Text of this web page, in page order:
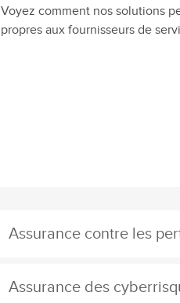
Voyez comment nos solutions
propres aux fournisseurs de
Assurance contre les
Assurance des